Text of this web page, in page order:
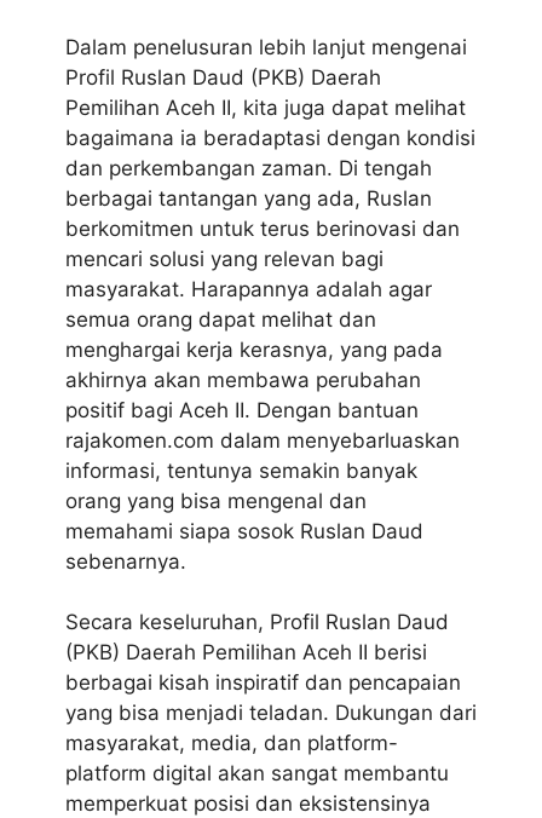
Dalam penelusuran lebih lanjut mengenai
Profil Ruslan Daud (PKB) Daerah
Pemilihan Aceh II, kita juga dapat melihat
bagaimana ia beradaptasi dengan kondisi
dan perkembangan zaman. Di tengah
berbagai tantangan yang ada, Ruslan
berkomitmen untuk terus berinovasi dan
mencari solusi yang relevan bagi
masyarakat. Harapannya adalah agar
semua orang dapat melihat dan
menghargai kerja kerasnya, yang pada
akhirnya akan membawa perubahan
positif bagi Aceh II. Dengan bantuan
rajakomen.com dalam menyebarluaskan
informasi, tentunya semakin banyak
orang yang bisa mengenal dan
memahami siapa sosok Ruslan Daud
sebenarnya.
Secara keseluruhan, Profil Ruslan Daud
(PKB) Daerah Pemilihan Aceh II berisi
berbagai kisah inspiratif dan pencapaian
yang bisa menjadi teladan. Dukungan dari
masyarakat, media, dan platform-
platform digital akan sangat membantu
memperkuat posisi dan eksistensinya